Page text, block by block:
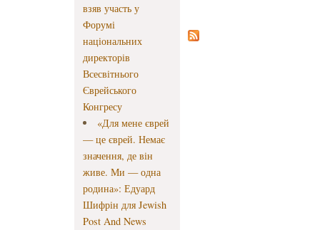
взяв участь у
Форумі
національних
директорів
Всесвітнього
Єврейського
Конгресу
«Для мене єврей
— це єврей. Немає
значення, де він
живе. Ми — одна
родина»: Едуард
Шифрін для Jewish
Post And News